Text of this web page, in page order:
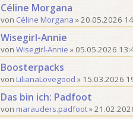
Céline Morgana
von Céline Morgana »20.05.2026
Wisegirl-Annie
von Wisegirl-Annie » 05.05.2026
Boosterpacks
von LilianaLovegood » 15.03.2026
Das bin ich: Padfoot
von marauders.padfoot»